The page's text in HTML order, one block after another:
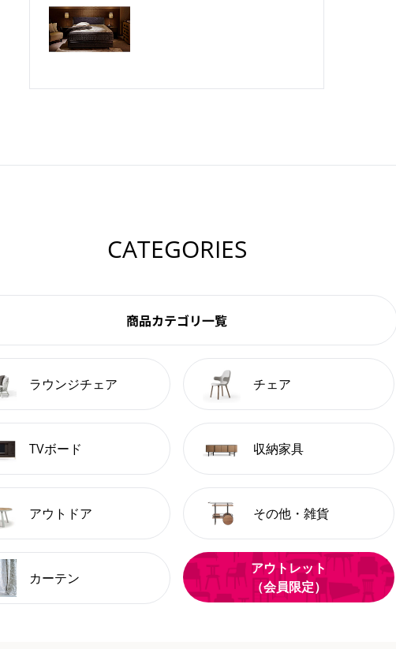
CATEGORIES
商品カテゴリ一覧
ラウンジチェア チェア
TVボード 収納家具
アウトドア その他・雑貨
カーテン
アウトレット
（会員限定）